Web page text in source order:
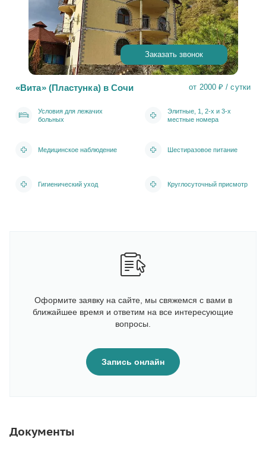
Заказать звонок
«Вита» (Пластунка) в Сочи от 2000 ₽ / сутки
Условия для лежачих
больных
Элитные, 1, 2-х и 3-х
местные номера
Медицинское наблюдение Шестиразовое питание
Гигиенический уход Круглосуточный присмотр
Оформите заявку на сайте, мы свяжемся с вами в
ближайшее время и ответим на все интересующие
вопросы.
Запись онлайн
Документы